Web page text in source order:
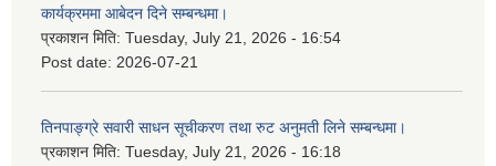
कार्यक्रममा आबेदन दिने सम्बन्धमा।
प्रकाशन मिति: Tuesday, July 21, 2026 - 16:54
Post date: 2026-07-21
तिनपाङ्ग्रे सवारी साधन सूचीकरण तथा रुट अनुमती लिने सम्बन्धमा।
प्रकाशन मिति: Tuesday, July 21, 2026 - 16:18